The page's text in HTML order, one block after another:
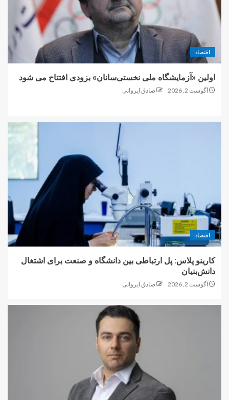
اقتصاد
اولین «آزمایشگاه ملی نخستی‌سانان» بزودی افتتاح می شود
آگوست 2, 2026 صادق ایروانی
اقتصاد
کارینو پلاس: پل ارتباطی بین دانشگاه و صنعت برای اشتغال
دانش‌بنیان
آگوست 2, 2026 صادق ایروانی